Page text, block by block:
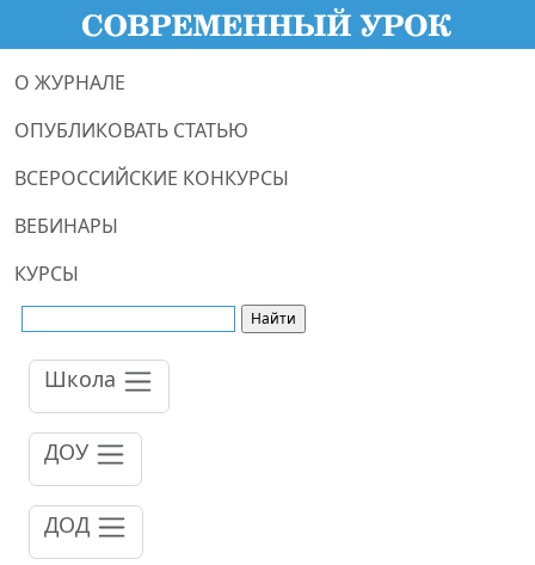
О ЖУРНАЛЕ
ОПУБЛИКОВАТЬ СТАТЬЮ
ВСЕРОССИЙСКИЕ КОНКУРСЫ
ВЕБИНАРЫ
КУРСЫ
Школа
ДОУ
ДОД